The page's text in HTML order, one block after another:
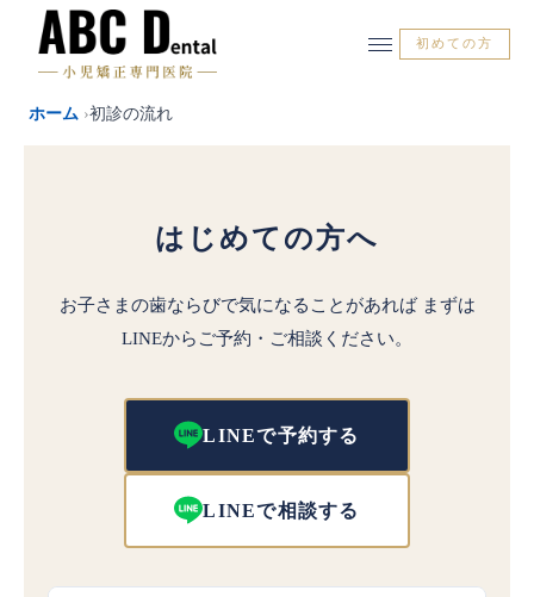
初めての方
ホーム ›初診の流れ
はじめての方へ
お子さまの歯ならびで気になることがあればまずは
LINEからご予約・ご相談ください。
LINEで予約する
LINEで相談する